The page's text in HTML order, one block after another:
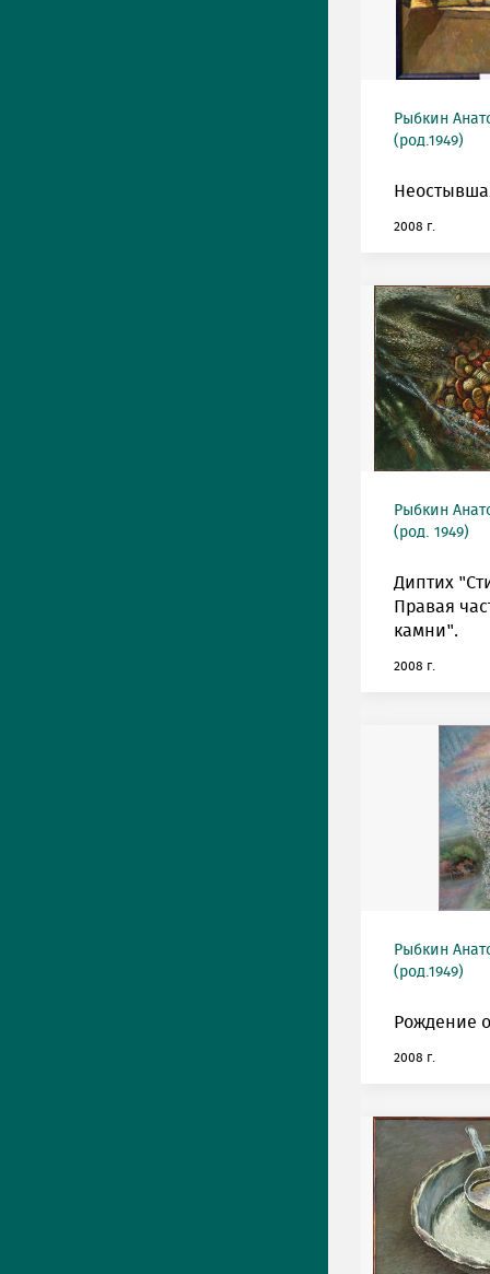
Рыбкин
(род.1949)
2008 г.
Рыбкин
(род. 1949)
Диптих
Правая
камни".
2008 г.
Рыбкин
(род.1949)
Рождение
2008 г.